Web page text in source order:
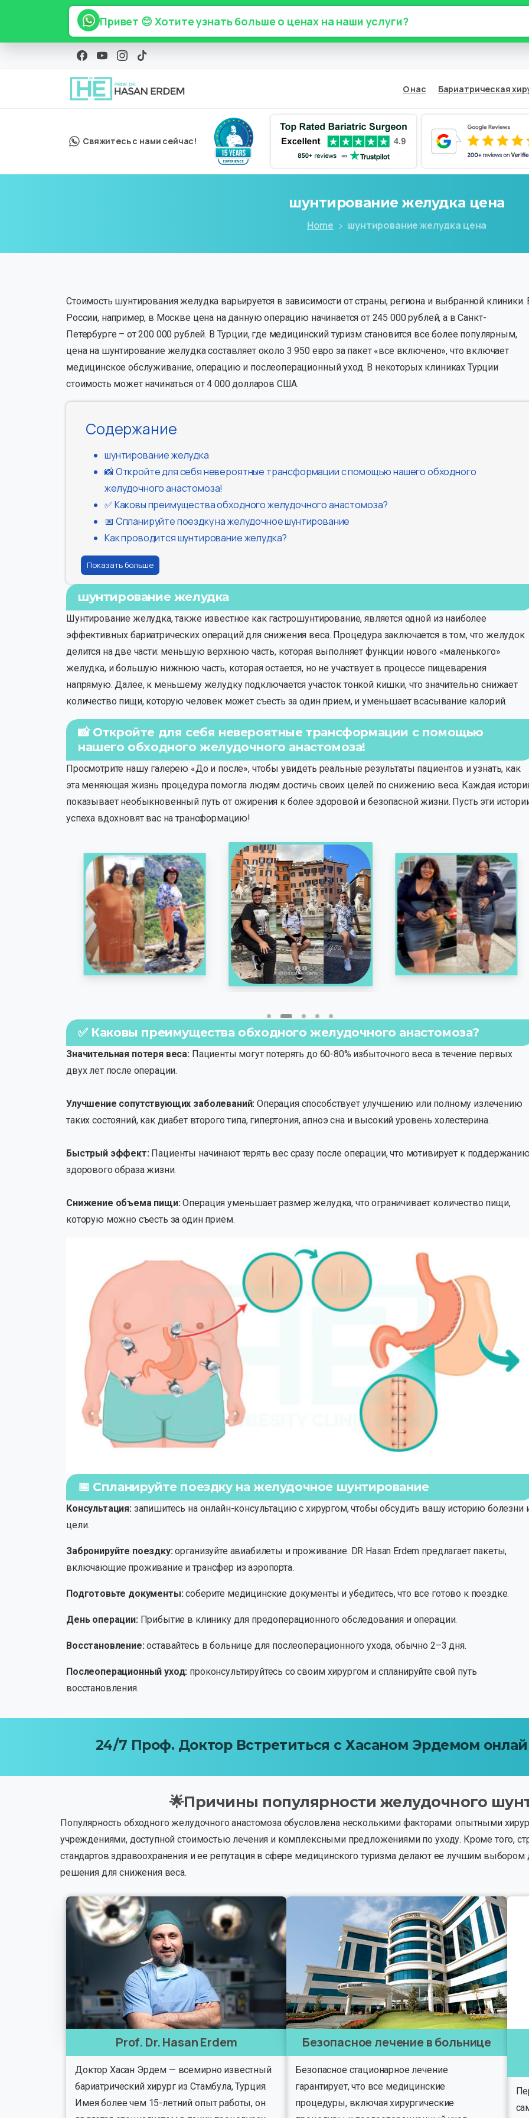
Привет 😊 Хотите узнать больше о ценах на наши услуги?
О нас Бариатрическая
Свяжитесь с нами сейчас!
шунтирование желудка цена
Home шунтирование желудка цена
Стоимость шунтирования желудка варьируется в зависимости от страны, региона и выбранной клиники.
России, например, в Москве цена на данную операцию начинается от 245 000 рублей, а в Санкт-
Петербурге – от 200 000 рублей. В Турции, где медицинский туризм становится все более популярным,
цена на шунтирование желудка составляет около 3 950 евро за пакет «все включено», что включает
медицинское обслуживание, операцию и послеоперационный уход. В некоторых клиниках Турции
стоимость может начинаться от 4 000 долларов США.
Содержание
шунтирование желудка
📸 Откройте для себя невероятные трансформации с помощью нашего обходного
желудочного анастомоза!
✅ Каковы преимущества обходного желудочного анастомоза?
📅 Спланируйте поездку на желудочное шунтирование
Как проводится шунтирование желудка?
Показать больше
шунтирование желудка
Шунтирование желудка, также известное как гастрошунтирование, является одной из наиболее
эффективных бариатрических операций для снижения веса. Процедура заключается в том, что желудок
делится на две части: меньшую верхнюю часть, которая выполняет функции нового «маленького»
желудка, и большую нижнюю часть, которая остается, но не участвует в процессе пищеварения
напрямую. Далее, к меньшему желудку подключается участок тонкой кишки, что значительно снижает
количество пищи, которую человек может съесть за один прием, и уменьшает всасывание калорий.
📸 Откройте для себя невероятные трансформации с помощью
нашего обходного желудочного анастомоза!
Просмотрите нашу галерею «До и после», чтобы увидеть реальные результаты пациентов и узнать, как
эта меняющая жизнь процедура помогла людям достичь своих целей по снижению веса. Каждая
показывает необыкновенный путь от ожирения к более здоровой и безопасной жизни. Пусть эти
успеха вдохновят вас на трансформацию!
✅ Каковы преимущества обходного желудочного анастомоза?
Значительная потеря веса: Пациенты могут потерять до 60-80% избыточного веса в течение первых
двух лет после операции.
Улучшение сопутствующих заболеваний: Операция способствует улучшению или полному излечению
таких состояний, как диабет второго типа, гипертония, апноэ сна и высокий уровень холестерина.
Быстрый эффект:Пациенты начинают терять вес сразу после операции, что мотивирует к
здорового образа жизни.
Снижение объема пищи:Операция уменьшает размер желудка, что ограничивает количество пищи,
которую можно съесть за один прием.
📅 Спланируйте поездку на желудочное шунтирование
Консультация:запишитесь на онлайн-консультацию с хирургом, чтобы обсудить вашу историю болезни
цели.
Забронируйте поездку:организуйте авиабилеты и проживание. DR Hasan Erdem предлагает пакеты,
включающие проживание и трансфер из аэропорта.
Подготовьте документы:соберите медицинские документы и убедитесь, что все готово к поездке.
День операции:Прибытие в клинику для предоперационного обследования и операции.
Восстановление:оставайтесь в больнице для послеоперационного ухода, обычно 2–3 дня.
Послеоперационный уход: проконсультируйтесь со своим хирургом и спланируйте свой путь
восстановления.
24/7 Проф. Доктор Встретиться с Хасаном Эрдемом
🌟Причины популярности желудочного
Популярность обходного желудочного анастомоза обусловлена ​​несколькими факторами: опытными
учреждениями, доступной стоимостью лечения и комплексными предложениями по уходу. Кроме того,
стандартов здравоохранения и ее репутация в сфере медицинского туризма делают ее лучшим
решения для снижения веса.
Prof. Dr. Hasan Erdem
Доктор Хасан Эрдем — всемирно известный
бариатрический хирург из Стамбула, Турция.
Имея более чем 15-летний опыт работы, он
Безопасное лечение в больнице
Безопасное стационарное лечение
гарантирует, что все медицинские
процедуры, включая хирургические